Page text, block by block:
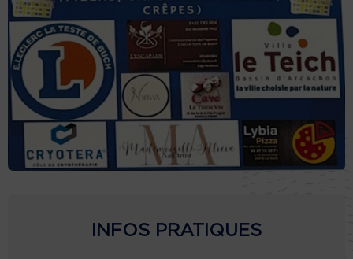
INFOS PRATIQUES